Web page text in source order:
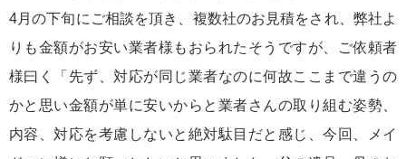
4月の下旬にご相談を頂き、複数社のお見積をされ、弊社よ
りも金額がお安い業者様もおられたそうですが、ご依頼者
様曰く「先ず、対応が同じ業者なのに何故ここまで違うの
かと思い金額が単に安いからと業者さんの取り組む姿勢、
内容、対応を考慮しないと絶対駄目だと感じ、今回、メイ